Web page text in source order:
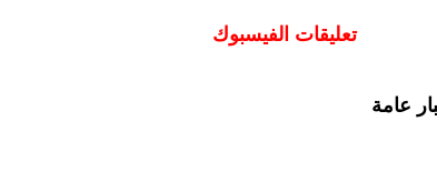
تعليقات الفيسبوك
عامة